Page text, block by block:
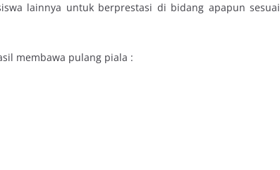
lainnya untuk berprestasi di bidang apapun sesuai
membawa pulang piala :